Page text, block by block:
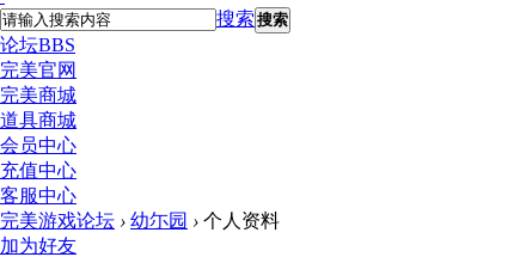
搜索 搜索
论坛BBS
完美官网
完美商城
道具商城
会员中心
充值中心
客服中心
完美游戏论坛 › 幼尓园 › 个人资料
加为好友